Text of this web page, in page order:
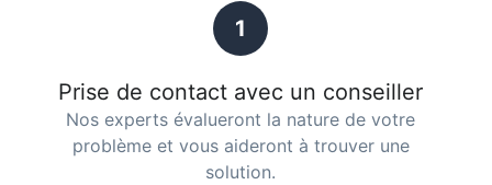
1
Prise de contact avec un conseiller
Nos experts évalueront la nature de votre
problème et vous aideront à trouver une
solution.